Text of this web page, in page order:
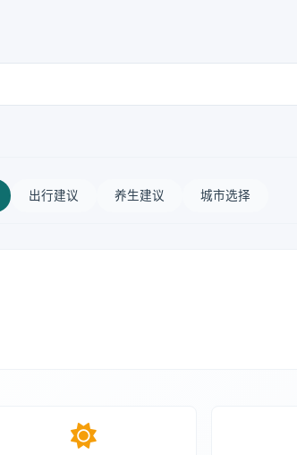
出行建议 养生建议 城市选择